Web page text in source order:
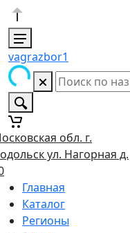
vagrazbor1
обл. г.
ул. Нагорная д.
Главная
Каталог
Регионы